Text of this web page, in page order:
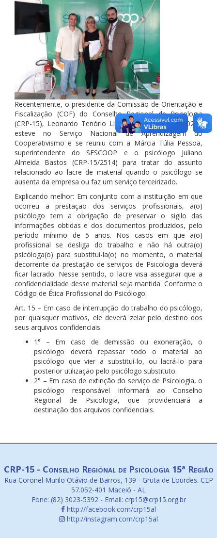
Recentemente, o presidente da Comissão de Orientação e
Fiscalização (COF) do Conselho Regional de Psicologia
(CRP-15), Leonardo Tenório Lins Pedrosa (CRP-15/3023),
esteve no Serviço Nacional de Aprendizagem do
Cooperativismo e se reuniu com a Márcia Túlia Pessoa,
superintendente do SESCOOP e o psicólogo Juliano
Almeida Bastos (CRP-15/2514) para tratar do assunto
relacionado ao lacre de material quando o psicólogo se
ausenta da empresa ou faz um serviço terceirizado.
Explicando melhor: Em conjunto com a instituição em que
ocorreu a prestação dos serviços profissionais, a(o)
psicólogo tem a obrigação de preservar o sigilo das
informações obtidas e dos documentos produzidos, pelo
período mínimo de 5 anos. Nos casos em que a(o)
profissional se desliga do trabalho e não há outra(o)
psicóloga(o) para substituí-la(o) no momento, o material
decorrente da prestação de serviços de Psicologia deverá
ficar lacrado. Nesse sentido, o lacre visa assegurar que a
confidencialidade desse material seja mantida. Conforme o
Código de Ética Profissional do Psicólogo:
Art. 15 – Em caso de interrupção do trabalho do psicólogo,
por quaisquer motivos, ele deverá zelar pelo destino dos
seus arquivos confidenciais.
1° – Em caso de demissão ou exoneração, o
psicólogo deverá repassar todo o material ao
psicólogo que vier a substituí-lo, ou lacrá-lo para
posterior utilização pelo psicólogo substituto.
2° – Em caso de extinção do serviço de Psicologia, o
psicólogo responsável informará ao Conselho
Regional de Psicologia, que providenciará a
destinação dos arquivos confidenciais.
CRP-15 - Conselho Regional de Psicologia 15ª Região
Rua Coronel Murilo Otávio de Barros, 139 - Gruta de Lourdes. CEP
57.052-401 Maceió - AL
Fone: (82) 3023-5392 - Email: crp15@crp15.org.br
http://facebook.com/crp15al
http://instagram.com/crp15al